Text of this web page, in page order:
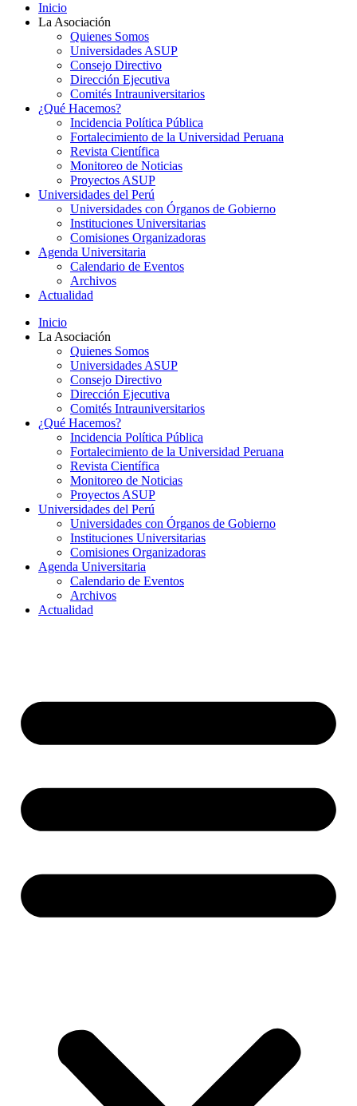
Inicio
La Asociación
Quienes Somos
Universidades ASUP
Consejo Directivo
Dirección Ejecutiva
Comités Intrauniversitarios
¿Qué Hacemos?
Incidencia Política Pública
Fortalecimiento de la Universidad Peruana
Revista Científica
Monitoreo de Noticias
Proyectos ASUP
Universidades del Perú
Universidades con Órganos de Gobierno
Instituciones Universitarias
Comisiones Organizadoras
Agenda Universitaria
Calendario de Eventos
Archivos
Actualidad
Inicio
La Asociación
Quienes Somos
Universidades ASUP
Consejo Directivo
Dirección Ejecutiva
Comités Intrauniversitarios
¿Qué Hacemos?
Incidencia Política Pública
Fortalecimiento de la Universidad Peruana
Revista Científica
Monitoreo de Noticias
Proyectos ASUP
Universidades del Perú
Universidades con Órganos de Gobierno
Instituciones Universitarias
Comisiones Organizadoras
Agenda Universitaria
Calendario de Eventos
Archivos
Actualidad